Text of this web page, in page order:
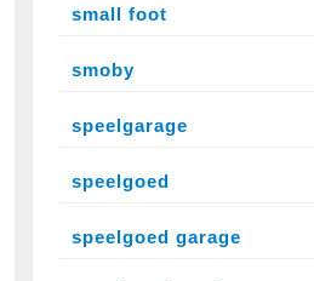
small foot
smoby
speelgarage
speelgoed
speelgoed garage